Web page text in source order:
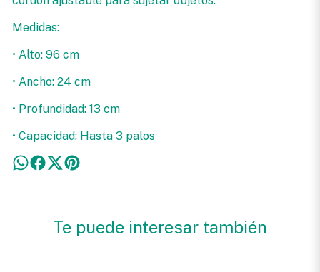
Medidas:
• Alto: 96 cm
• Ancho: 24 cm
• Profundidad: 13 cm
• Capacidad: Hasta 3 palos
Te puede interesar también